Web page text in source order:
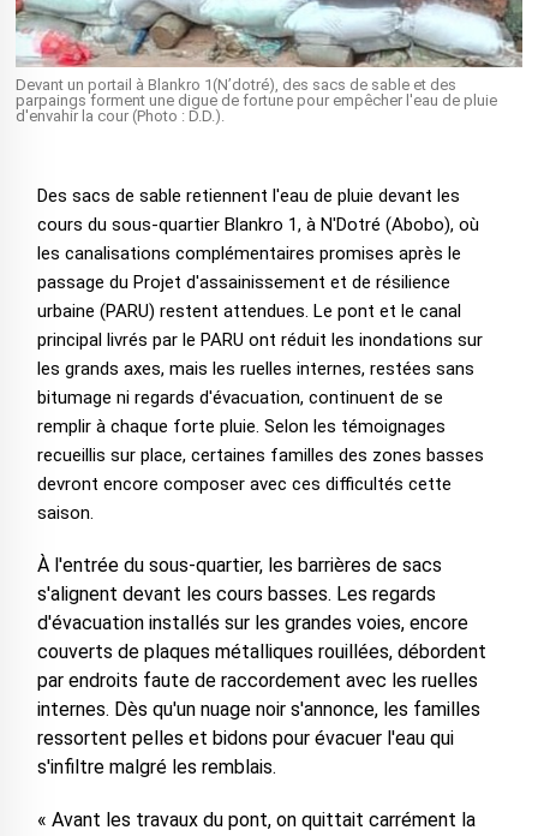
Devant un portail à Blankro 1(N’dotré), des sacs de sable et des
parpaings forment une digue de fortune pour empêcher l'eau de pluie
d'envahir la cour (Photo : D.D.).
Des sacs de sable retiennent l'eau de pluie devant les
cours du sous-quartier Blankro 1, à N'Dotré (Abobo), où
les canalisations complémentaires promises après le
passage du Projet d'assainissement et de résilience
urbaine (PARU) restent attendues. Le pont et le canal
principal livrés par le PARU ont réduit les inondations sur
les grands axes, mais les ruelles internes, restées sans
bitumage ni regards d'évacuation, continuent de se
remplir à chaque forte pluie. Selon les témoignages
recueillis sur place, certaines familles des zones basses
devront encore composer avec ces difficultés cette
saison.
À l'entrée du sous-quartier, les barrières de sacs
s'alignent devant les cours basses. Les regards
d'évacuation installés sur les grandes voies, encore
couverts de plaques métalliques rouillées, débordent
par endroits faute de raccordement avec les ruelles
internes. Dès qu'un nuage noir s'annonce, les familles
ressortent pelles et bidons pour évacuer l'eau qui
s'infiltre malgré les remblais.
« Avant les travaux du pont, on quittait carrément la